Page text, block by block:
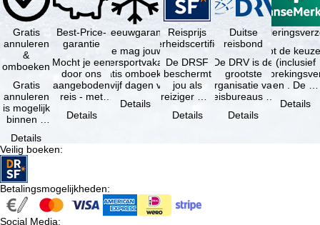
Gratis
annuleren
&
omboeken
Gratis
annuleren
is mogelijk
binnen 5
de
boeking,
als jouw
vakantie …
Details
Best-Price-
garantie
Mocht je een
door ons
aangeboden
reis - met
beschikbaarheid
Details
Sneeuwgarantie
Je mag jouw
wintersportvakantie
gratis omboeken
als vijf dagen voor
Details
Reisprijs
zekerheidscertificaat
De DRSF
beschermt
jou als
reiziger met
pakketreis
Details
Duitse
reisbond
De DRV is de
grootste
organisatie van
reisbureaus en
in Duitsland. …
Details
Je hebt de
(inclusief
en . De …
Details
Veilig boeken:
Betalingsmogelijkheden:
Social Media: